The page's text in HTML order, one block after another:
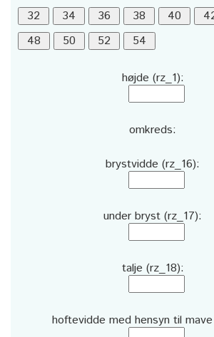
højde (rz_1):
omkreds:
brystvidde (rz_16):
under bryst (rz_17):
talje (rz_18):
hoftevidde med hensyn til